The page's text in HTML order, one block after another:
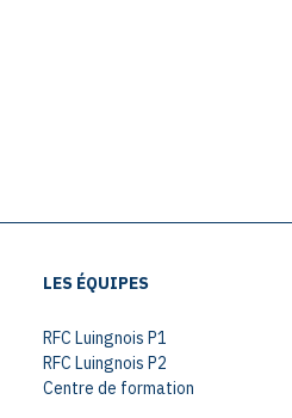
LES ÉQUIPES
RFC Luingnois P1
RFC Luingnois P2
Centre de formation